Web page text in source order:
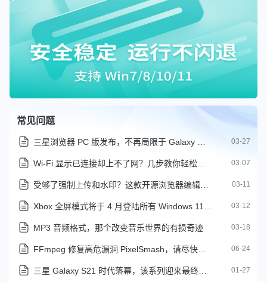
常见问题
03-27
03-07
03-11
03-12
MP3 音频格式，那个改变音乐世界的有损奇迹 03-18
06-24
01-27